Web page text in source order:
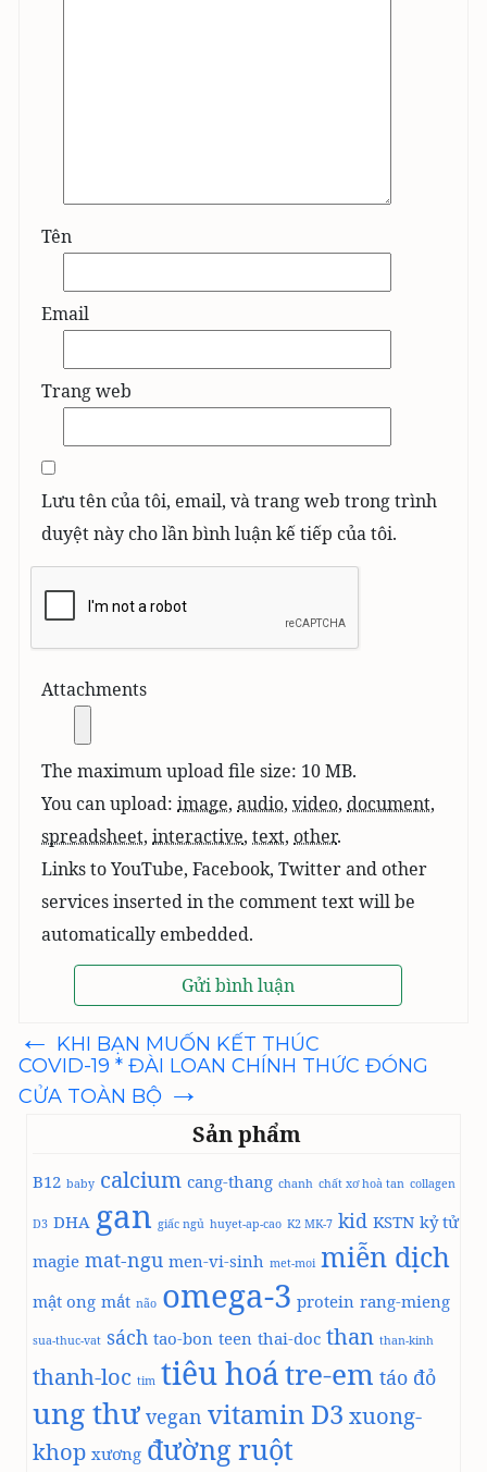
Tên
Email
Trang web
Lưu tên của tôi, email, và trang web trong trình
duyệt này cho lần bình luận kế tiếp của tôi.
Attachments
The maximum upload file size: 10 MB.
You can upload: image, audio, video, document,
spreadsheet, interactive, text, other.
Links to YouTube, Facebook, Twitter and other
services inserted in the comment text will be
automatically embedded.
Điều
hướng
bài
viết
← KHI BẠN MUỐN KẾT THÚC
COVID-19 * ĐÀI LOAN CHÍNH THỨC ĐÓNG
CỬA TOÀN BỘ →
Sản phẩm
B12 baby calcium cang-thang chanh chất xơ hoà tan collagen
D3 DHA gan giấc ngủ huyet-ap-cao K2 MK-7 kid KSTN kỷ tử
magie mat-ngu men-vi-sinh met-moi miễn dịch
mật ong mắt não omega-3 protein rang-mieng
sua-thuc-vat sách tao-bon teen thai-doc than than-kinh
thanh-loc tim tiêu hoátre-em táo đỏ
ung thư vegan vitamin D3 xuong-
khop xương đường ruột